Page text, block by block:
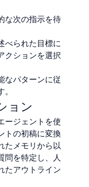
な次の指示を待
べられた目標に
クションを選択
なパターンに従
ョン
ージェントを使
トの初稿に変換
たメモリから以
問を特定し、人
たアウトライン